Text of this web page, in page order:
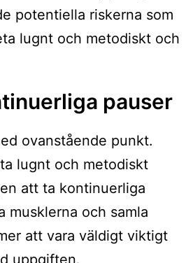
potentiella riskerna som
lugnt och metodiskt och
pauser
ovanstående punkt.
lugnt och metodiskt
att ta kontinuerliga
musklerna och samla
att vara väldigt viktigt